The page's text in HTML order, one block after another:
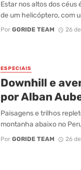
Estar nos altos dos céus
de um helicóptero, com
Por GORIDE TEAM 26
ESPECIAIS
Downhill e
por Alban
Paisagens e trilhos
montanha abaixo no
Por GORIDE TEAM 26